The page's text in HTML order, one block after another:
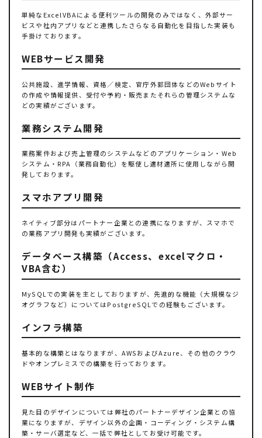
単純なExcelVBAによる便利ツールの開発のみではなく、外部サー
ビスや社内アプリなどと連携したさらなる自動化を目指した実装も
手掛けております。
WEBサービス開発
公共施設、進学情報、資格／検定、官庁外郭団体などのWebサイト
の作成や情報提供、受付や予約・販売またそれらの管理システムな
どの実績がございます。
業務システム開発
業務案件および売上管理のシステムなどのアプリケーション・Web
システム・RPA（業務自動化）を駆使し適材適所に使用しながら開
発しております。
スマホアプリ開発
ネイティブ部分はパートナー企業との連携になりますが、スマホで
の業務アプリ開発も実績がございます。
データベース構築（Access、excelマクロ・
VBA含む）
MySQLでの実装を主としておりますが、先進的な機能（大規模なジ
オグラフなど）についてはPostgreSQLでの経験もございます。
インフラ構築
基本的な構築とはなりますが、AWSおよびAzure、その他のクラウ
ドやオンプレミスでの構築を行っております。
WEBサイト制作
見た目のデザインについては弊社のパートナーデザイン企業との協
業になりますが、デザイン以外の企画・コーディング・システム構
築・サーバ選定など、一括で弊社としてお受け可能です。